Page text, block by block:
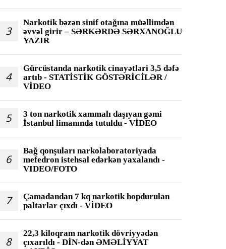
3
Narkotik bəzən sinif otağına müəllimdən
əvvəl girir – SƏRKƏRDƏ SƏRXANOĞLU
YAZIR
4
Gürcüstanda narkotik cinayətləri 3,5 dəfə
artıb - STATİSTİK GÖSTƏRİCİLƏR /
VİDEO
5
3 ton narkotik xammalı daşıyan gəmi
İstanbul limanında tutuldu - VİDEO
6
Bağ qonşuları narkolaboratoriyada
mefedron istehsal edərkən yaxalandı -
VIDEO/FOTO
7
Çamadandan 7 kq narkotik hopdurulan
paltarlar çıxdı - VİDEO
8
22,3 kiloqram narkotik dövriyyədən
çıxarıldı - DİN-dən ƏMƏLİYYAT